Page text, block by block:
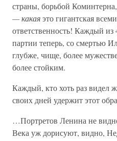
страны, борьбой
— какаяэто гигантская
ответственность! Каждый
партии теперь, со смертью
глубже, чище, более
более стойким.
Каждый, кто хоть раз видел
своих дней удержит этот
…Портретов Ленина не
Века уж дорисуют, видно,